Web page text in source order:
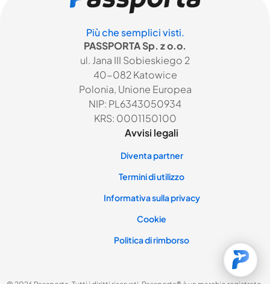
Più che semplici visti.
PASSPORTA Sp. z o.o.
ul. Jana III Sobieskiego 2
40-082 Katowice
Polonia, Unione Europea
NIP: PL6343050934
KRS: 0001150100
Avvisi legali
Diventa partner
Termini di utilizzo
Informativa sulla privacy
Cookie
Politica di rimborso